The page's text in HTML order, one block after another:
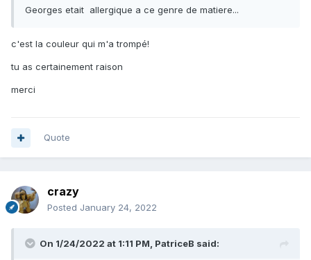
Georges etait allergique a ce genre de matiere...
c'est la couleur qui m'a trompé!
tu as certainement raison
merci
Quote
crazy
Posted January 24, 2022
On 1/24/2022 at 1:11 PM, PatriceB said: